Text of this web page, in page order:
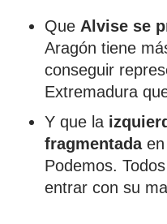
Que Alvise se
Aragón tiene
conseguir
Extremadura
Y que la
fragmentadaen
Podemos.
entrar con su